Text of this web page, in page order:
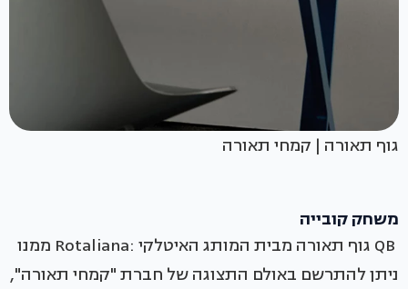
גוף תאורה | קמחי תאורה
משחק קובייה
QB גוף תאורה מבית המותג האיטלקי :Rotaliana ממנו
ניתן להתרשם באולם התצוגה של חברת "קמחי תאורה",